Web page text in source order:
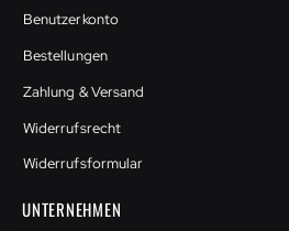
Benutzerkonto
Bestellungen
Zahlung & Versand
Widerrufsrecht
Widerrufsformular
UNTERNEHMEN